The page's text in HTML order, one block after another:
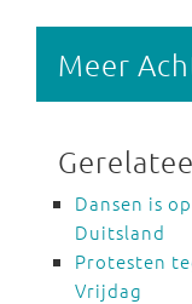
Meer
Dansen is
Duitsland
Protesten
Vrijdag